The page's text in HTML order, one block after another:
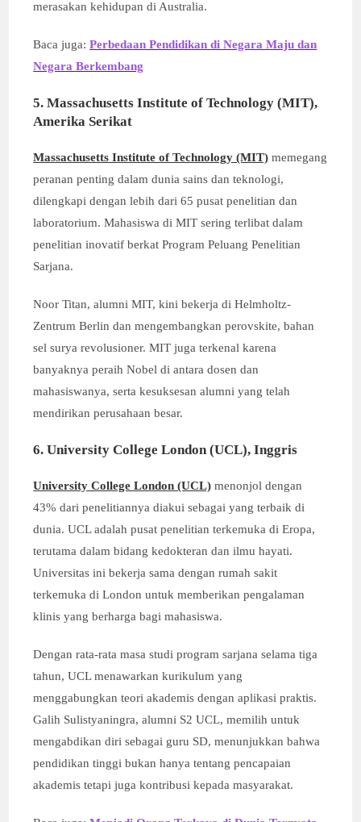
merasakan kehidupan di Australia.
Baca juga:Perbedaan Pendidikan di Negara Maju dan
Negara Berkembang
5. Massachusetts Institute of Technology (MIT),
Amerika Serikat
Massachusetts Institute of Technology (MIT) memegang
peranan penting dalam dunia sains dan teknologi,
dilengkapi dengan lebih dari 65 pusat penelitian dan
laboratorium. Mahasiswa di MIT sering terlibat dalam
penelitian inovatif berkat Program Peluang Penelitian
Sarjana.
Noor Titan, alumni MIT, kini bekerja di Helmholtz-
Zentrum Berlin dan mengembangkan perovskite, bahan
sel surya revolusioner. MIT juga terkenal karena
banyaknya peraih Nobel di antara dosen dan
mahasiswanya, serta kesuksesan alumni yang telah
mendirikan perusahaan besar.
6. University College London (UCL), Inggris
University College London (UCL) menonjol dengan
43% dari penelitiannya diakui sebagai yang terbaik di
dunia. UCL adalah pusat penelitian terkemuka di Eropa,
terutama dalam bidang kedokteran dan ilmu hayati.
Universitas ini bekerja sama dengan rumah sakit
terkemuka di London untuk memberikan pengalaman
klinis yang berharga bagi mahasiswa.
Dengan rata-rata masa studi program sarjana selama tiga
tahun, UCL menawarkan kurikulum yang
menggabungkan teori akademis dengan aplikasi praktis.
Galih Sulistyaningra, alumni S2 UCL, memilih untuk
mengabdikan diri sebagai guru SD, menunjukkan bahwa
pendidikan tinggi bukan hanya tentang pencapaian
akademis tetapi juga kontribusi kepada masyarakat.